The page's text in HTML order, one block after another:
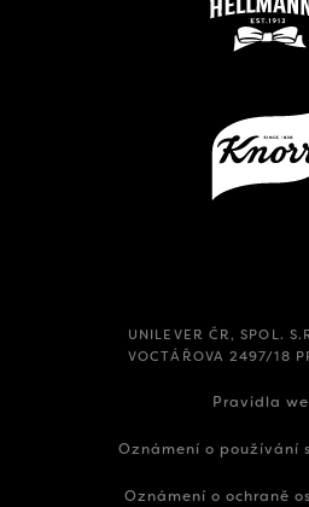
UNILEVER ČR, SPOL.
VOCTÁŘOVA 2497/18
Pravidla
Oznámení o používání
Oznámení o ochraně